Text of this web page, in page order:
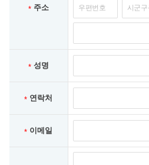
*주소
*성명
* 연락처
* 이메일